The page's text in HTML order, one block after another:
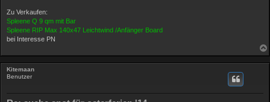
Zu Verkaufen:
Spleene Q 9 qm mit Bar
Spleene RIP Max 140x47 Leichtwind /Anfänger Board
bei Interesse PN
Kitemaan
Benutzer